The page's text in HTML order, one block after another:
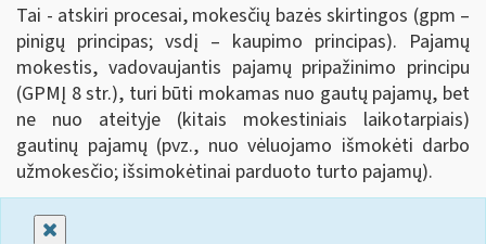
Tai - atskiri procesai, mokesčių bazės skirtingos (gpm –
pinigų principas; vsdį – kaupimo principas). Pajamų
mokestis, vadovaujantis pajamų pripažinimo principu
(GPMĮ 8 str.), turi būti mokamas nuo gautų pajamų, bet
ne nuo ateityje (kitais mokestiniais laikotarpiais)
gautinų pajamų (pvz., nuo vėluojamo išmokėti darbo
užmokesčio; išsimokėtinai parduoto turto pajamų).